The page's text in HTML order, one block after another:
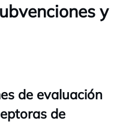
y
de evaluación
de